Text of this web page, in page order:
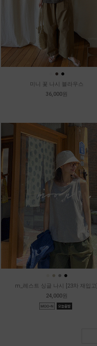
● ●
미니 꽃 나시 블라우스
36,000원
● ● ●
m_레스트 싱글 나시 [23차 재입고]
24,000원